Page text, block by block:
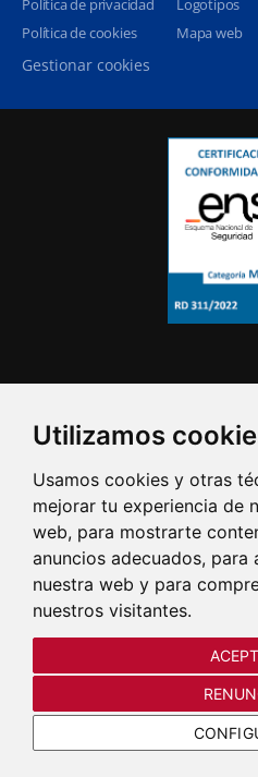
Utilizamos
Usamos cookies y otras
mejorar tu experiencia de
web, para mostrarte
anuncios adecuados,
nuestra web y para
nuestros visitantes.
Política de privacidad
Política de cookies
Gestionar cookies
Logotipos
Mapa web